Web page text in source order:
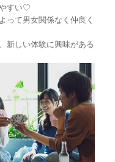
すい♡
って男女関係なく仲良く
新しい体験に興味がある